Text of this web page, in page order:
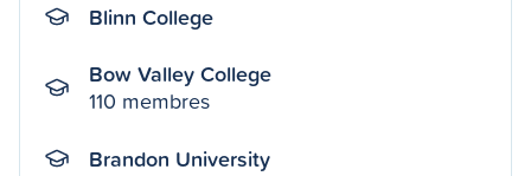
Blinn College
Bow Valley College
110 membres
Brandon University